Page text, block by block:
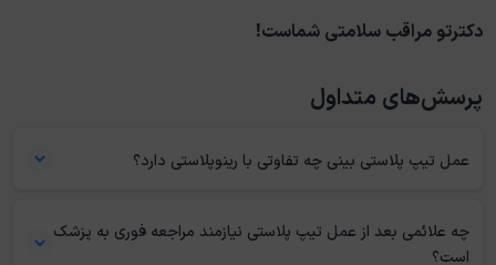
دکترتو مراقب سلامتی شماست!
پرسش‌های متداول
عمل تیپ پلاستی بینی چه تفاوتی با رینوپلاستی دارد؟
می‌پردازد، در حالی که رینوپلاستی شامل تغییرات گسترده‌تر در کل ساختار
بینی، از جمله پل و استخوان بینی است.
چه علائمی بعد از عمل تیپ پلاستی نیازمند مراجعه فوری به پزشک
است؟